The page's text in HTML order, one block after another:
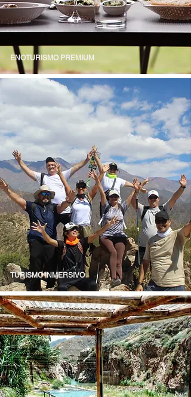
ENOTURISMO PREMIUM
TURISMO INMERSIVO